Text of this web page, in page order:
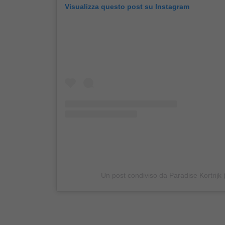
Visualizza questo post su Instagram